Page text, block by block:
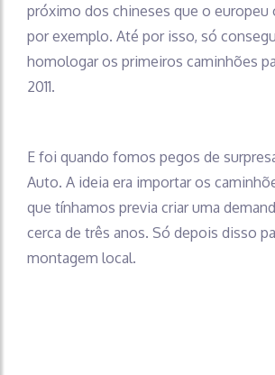
próximo dos chineses que o europeu
por exemplo. Até por isso, só
homologar os primeiros caminhões
2011.
E foi quando fomos pegos de
Auto. A ideia era importar os
que tínhamos previa criar uma
cerca de três anos. Só depois disso
montagem local.